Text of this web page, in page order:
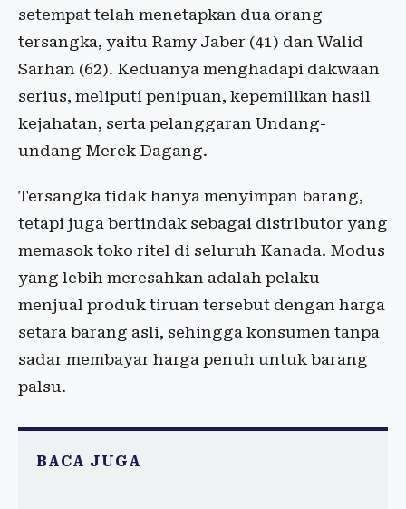
setempat telah menetapkan dua orang
tersangka, yaitu Ramy Jaber (41) dan Walid
Sarhan (62). Keduanya menghadapi dakwaan
serius, meliputi penipuan, kepemilikan hasil
kejahatan, serta pelanggaran Undang-
undang Merek Dagang.
Tersangka tidak hanya menyimpan barang,
tetapi juga bertindak sebagai distributor yang
memasok toko ritel di seluruh Kanada. Modus
yang lebih meresahkan adalah pelaku
menjual produk tiruan tersebut dengan harga
setara barang asli, sehingga konsumen tanpa
sadar membayar harga penuh untuk barang
palsu.
BACA JUGA